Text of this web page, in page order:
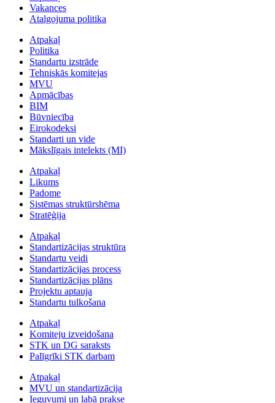
Vakances
Atalgojuma politika
Atpakaļ
Politika
Standartu izstrāde
Tehniskās komitejas
MVU
Apmācības
BIM
Būvniecība
Eirokodeksi
Standarti un vide
Mākslīgais intelekts (MI)
Atpakaļ
Likums
Padome
Sistēmas struktūrshēma
Stratēģija
Atpakaļ
Standartizācijas struktūra
Standartu veidi
Standartizācijas process
Standartizācijas plāns
Projektu aptauja
Standartu tulkošana
Atpakaļ
Komiteju izveidošana
STK un DG saraksts
Palīgrīki STK darbam
Atpakaļ
MVU un standartizācija
Ieguvumi un labā prakse